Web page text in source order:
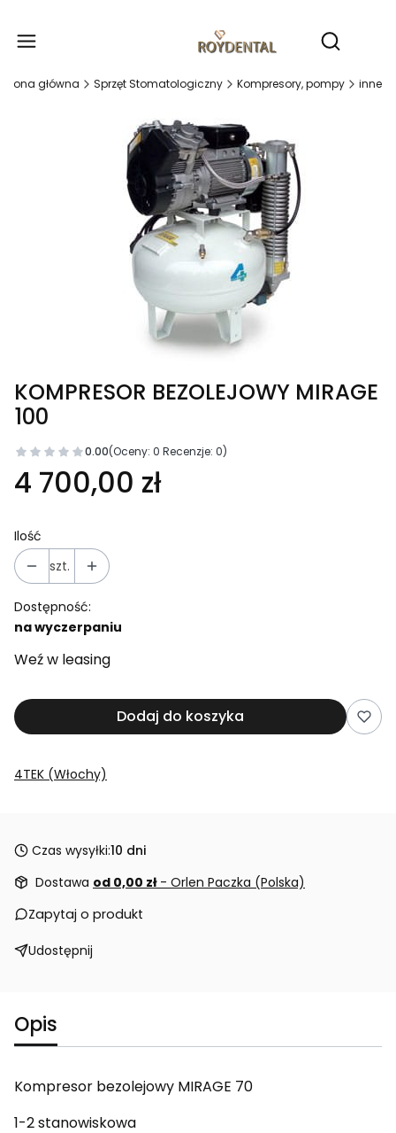
Otwórz
Strona główna Sprzęt Stomatologiczny Kompresory, pompy inne
KOMPRESOR BEZOLEJOWY MIRAGE
100
0.00(Oceny: 0 Recenzje: 0)
4 700,00 zł
Ilość
szt.
Dostępność:
na wyczerpaniu
Weź w leasing
Dodaj do koszyka
4TEK (Włochy)
Czas wysyłki:10 dni
Dostawa od 0,00 zł - Orlen Paczka (Polska)
Zapytaj o produkt
Udostępnij
Opis
Kompresor bezolejowy MIRAGE 70
1-2 stanowiskowa